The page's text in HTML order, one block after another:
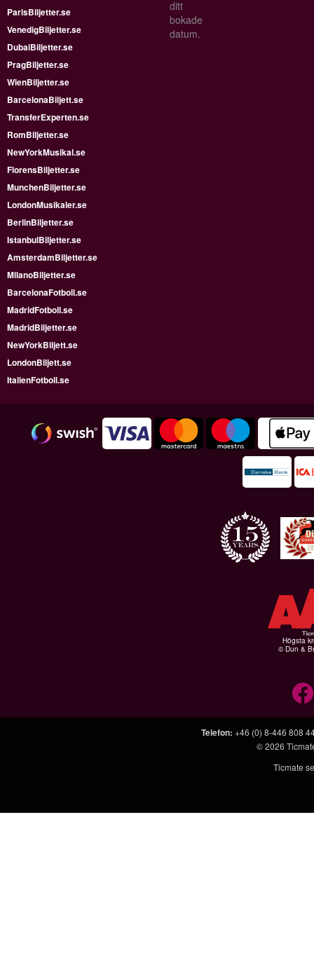
ditt
bokade
datum.
ParisBiljetter.se
VenedigBiljetter.se
DubaiBiljetter.se
PragBiljetter.se
WienBiljetter.se
BarcelonaBiljett.se
TransferExperten.se
RomBiljetter.se
NewYorkMusikal.se
FlorensBiljetter.se
MunchenBiljetter.se
LondonMusikaler.se
BerlinBiljetter.se
IstanbulBiljetter.se
AmsterdamBiljetter.se
MilanoBiljetter.se
BarcelonaFotboll.se
MadridFotboll.se
MadridBiljetter.se
NewYorkBiljett.se
LondonBiljett.se
ItalienFotboll.se
Högsta
© Dun &
Telefon: +46 (0) 8-446 808
© 2026
Ticmate